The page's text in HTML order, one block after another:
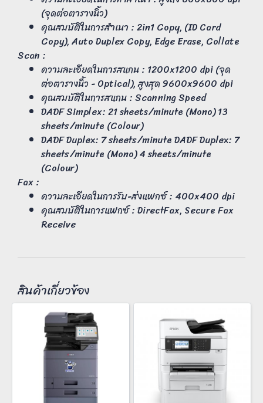
(จุดต่อตารางนิ้ว)
คุณสมบัติในการสำเนา : 2in1 Copy, (ID Card
Copy), Auto Duplex Copy, Edge Erase, Collate
Scan :
ความละเอียดในการสแกน : 1200x1200 dpi (จุด
ต่อตารางนิ้ว - Optical), สูงสุด 9600x9600 dpi
คุณสมบัติในการสแกน : Scanning Speed
DADF Simplex: 21 sheets/minute (Mono) 13
sheets/minute (Colour)
DADF Duplex: 7 sheets/minute DADF Duplex: 7
sheets/minute (Mono) 4 sheets/minute
(Colour)
Fax :
ความละเอียดในการรับ-ส่งแฟกซ์ : 400x400 dpi
คุณสมบัติในการแฟกซ์ : DirectFax, Secure Fax
Receive
สินค้าเกี่ยวข้อง